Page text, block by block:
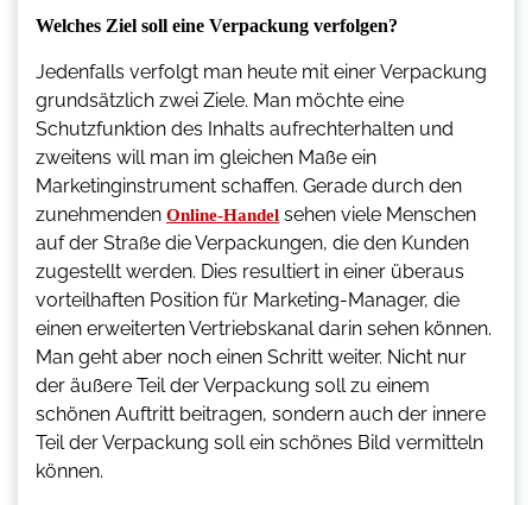
Welches Ziel soll eine Verpackung verfolgen?
Jedenfalls verfolgt man heute mit einer Verpackung
grundsätzlich zwei Ziele. Man möchte eine
Schutzfunktion des Inhalts aufrechterhalten und
zweitens will man im gleichen Maße ein
Marketinginstrument schaffen. Gerade durch den
zunehmenden Online-Handel sehen viele Menschen
auf der Straße die Verpackungen, die den Kunden
zugestellt werden. Dies resultiert in einer überaus
vorteilhaften Position für Marketing-Manager, die
einen erweiterten Vertriebskanal darin sehen können.
Man geht aber noch einen Schritt weiter. Nicht nur
der äußere Teil der Verpackung soll zu einem
schönen Auftritt beitragen, sondern auch der innere
Teil der Verpackung soll ein schönes Bild vermitteln
können.